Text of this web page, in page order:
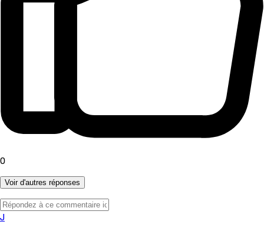
0
Voir d'autres réponses
J